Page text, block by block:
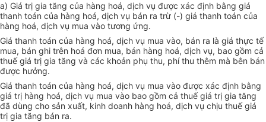
a) Giá trị gia tăng của hàng hoá, dịch vụ được xác định bằng giá
thanh toán của hàng hoá, dịch vụ bán ra trừ (-) giá thanh toán của
hàng hoá, dịch vụ mua vào tương ứng.
Giá thanh toán của hàng hoá, dịch vụ mua vào, bán ra là giá thực tế
mua, bán ghi trên hoá đơn mua, bán hàng hoá, dịch vụ, bao gồm cả
thuế giá trị gia tăng và các khoản phụ thu, phí thu thêm mà bên bán
được hưởng.
Giá thanh toán của hàng hoá, dịch vụ mua vào được xác định bằng
giá trị hàng hoá, dịch vụ mua vào bao gồm cả thuế giá trị gia tăng
đã dùng cho sản xuất, kinh doanh hàng hoá, dịch vụ chịu thuế giá
trị gia tăng bán ra.